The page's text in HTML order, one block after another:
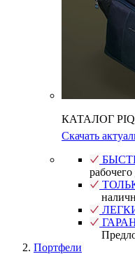
КАТАЛОГ
Скачать
рабочего
Портфели